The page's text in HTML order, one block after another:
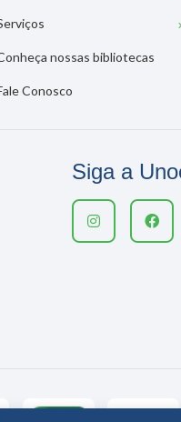
nossas bibliotecas
Conosco
Siga a